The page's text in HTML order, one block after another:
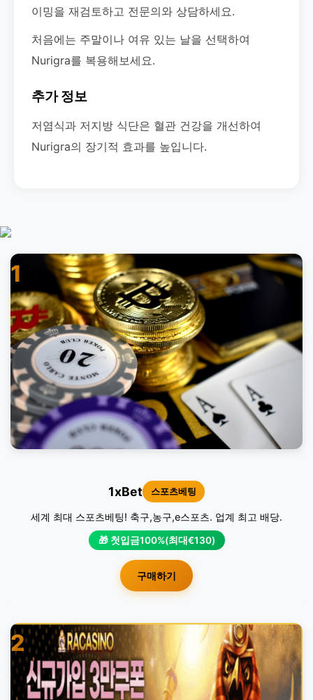
이밍을 재검토하고 전문의와 상담하세요.
처음에는 주말이나 여유 있는 날을 선택하여
Nurigra를 복용해보세요.
추가 정보
저염식과 저지방 식단은 혈관 건강을 개선하여
Nurigra의 장기적 효과를 높입니다.
1
1xBet 스포츠베팅
세계 최대 스포츠베팅! 축구,농구,e스포츠. 업계 최고 배당.
🎁 첫입금100%(최대€130)
구매하기
2